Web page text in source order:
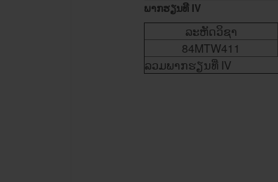
ພາກຮຽນ​ທີ IV
ລະຫັດ​ວິ​ຊາ
84MTW411
ລວມພາກຮຽນ​ທີ່ IV